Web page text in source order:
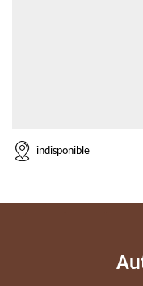
indisponible